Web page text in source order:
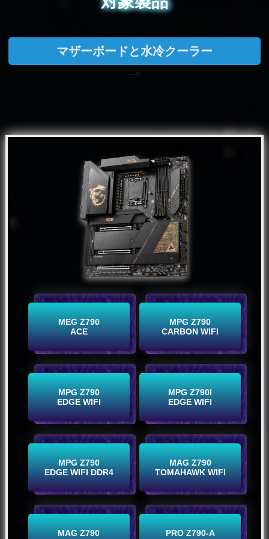
マザーボードと水冷クーラー
-->
MEG Z790
ACE
Buy Now
MPG Z790
CARBON WIFI
Buy Now
MPG Z790
EDGE WIFI
Buy Now
MPG Z790I
EDGE WIFI
Buy Now
MPG Z790
EDGE WIFI DDR4
Buy Now
MAG Z790
TOMAHAWK WIFI
Buy Now
MAG Z790
Buy Now
PRO Z790-A
Buy Now